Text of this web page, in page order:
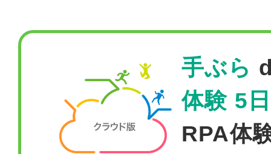
手ぶら
体験 5
RPA体